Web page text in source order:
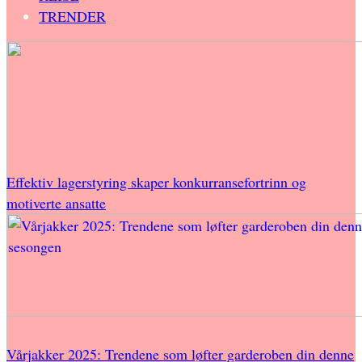
TRENDER
Effektiv lagerstyring skaper konkurransefortrinn og
motiverte ansatte
Vårjakker 2025: Trendene som løfter garderoben din denne